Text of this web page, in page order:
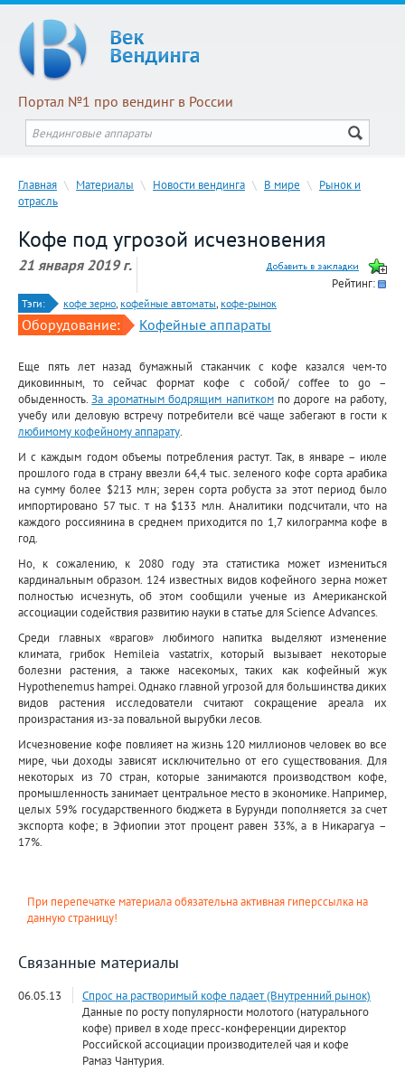
Портал №1 про вендинг в России
Главная \ Материалы \ Новости вендинга \ В мире \ Рынок и
отрасль
Кофе под угрозой исчезновения
21 января 2019 г.
Рейтинг:
Тэги: кофе зерно, кофейные автоматы, кофе-рынок
Оборудование: Кофейные аппараты
Еще пять лет назад бумажный стаканчик с кофе казался чем-то
диковинным, то сейчас формат кофе с собой/ coffee to go –
обыденность.За ароматным бодрящим напиткомпо дороге на работу,
учебу или деловую встречу потребители всё чаще забегают в гости к
любимому кофейному аппарату.
И с каждым годом объемы потребления растут. Так, в январе – июле
прошлого года в страну ввезли 64,4 тыс. зеленого кофе сорта арабика
на сумму более $213 млн; зерен сорта робуста за этот период было
импортировано 57 тыс. т на $133 млн. Аналитики подсчитали, что на
каждого россиянина в среднем приходится по 1,7 килограмма кофе в
год.
Но, к сожалению, к 2080 году эта статистика может измениться
кардинальным образом. 124 известных видов кофейного зерна может
полностью исчезнуть, об этом сообщили ученые из Американской
ассоциации содействия развитию науки в статье для Science Advances.
Среди главных «врагов» любимого напитка выделяют изменение
климата, грибок Hemileia vastatrix, который вызывает некоторые
болезни растения, а также насекомых, таких как кофейный жук
Hypothenemus hampei. Однако главной угрозой для большинства диких
видов растения исследователи считают сокращение ареала их
произрастания из-за повальной вырубки лесов.
Исчезновение кофе повлияет на жизнь 120 миллионов человек во все
мире, чьи доходы зависят исключительно от его существования. Для
некоторых из 70 стран, которые занимаются производством кофе,
промышленность занимает центральное место в экономике. Например,
целых 59% государственного бюджета в Бурунди пополняется за счет
экспорта кофе; в Эфиопии этот процент равен 33%, а в Никарагуа –
17%.
При перепечатке материала обязательна активная гиперссылка на
данную страницу!
Связанные материалы
06.05.13
Спрос на растворимый кофе падает (Внутренний рынок)
Данные по росту популярности молотого (натурального
кофе) привел в ходе пресс-конференции директор
Российской ассоциации производителей чая и кофе
Рамаз Чантурия.